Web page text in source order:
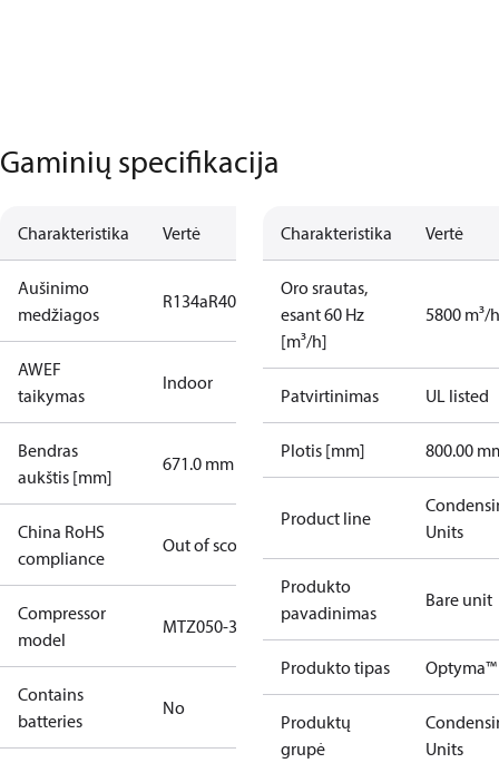
Gaminių specifikacija
Charakteristika Vertė
Aušinimo
medžiagos
R134aR404A R448AR449AR452A
AWEF
taikymas
Indoor
Bendras
aukštis [mm]
671.0 mm
China RoHS
compliance
Out of scope
Compressor
model
MTZ050-3
Contains
batteries
No
Charakteristika Vertė
Oro srautas,
esant 60 Hz
[m³/h]
5800 m³/h
Patvirtinimas UL listed
Plotis [mm] 800.00
Product line
Units
Produkto
pavadinimas
Bare unit
Produkto tipas Optyma™
Produktų
grupė
Units